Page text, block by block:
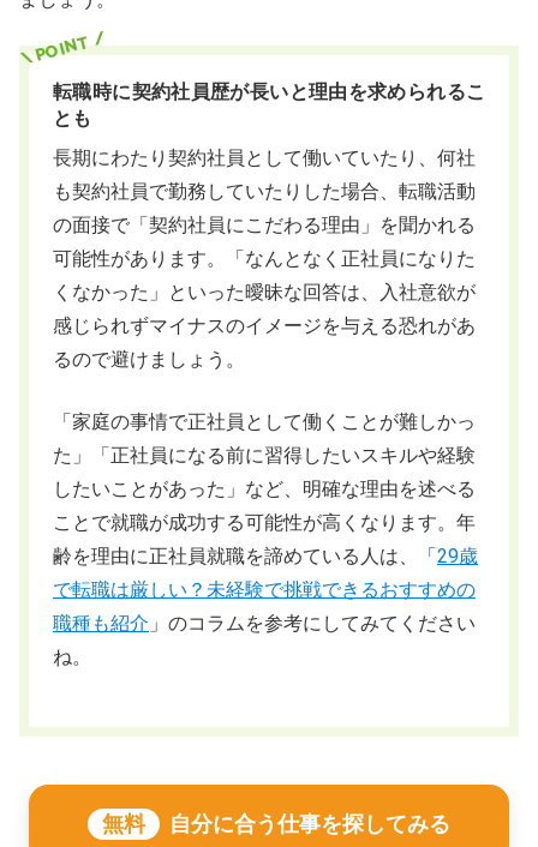
転職時に契約社員歴が長いと理由を求められるこ
とも
長期にわたり契約社員として働いていたり、何社
も契約社員で勤務していたりした場合、転職活動
の面接で「契約社員にこだわる理由」を聞かれる
可能性があります。「なんとなく正社員になりた
くなかった」といった曖昧な回答は、入社意欲が
感じられずマイナスのイメージを与える恐れがあ
るので避けましょう。
「家庭の事情で正社員として働くことが難しかっ
た」「正社員になる前に習得したいスキルや経験
したいことがあった」など、明確な理由を述べる
ことで就職が成功する可能性が高くなります。年
齢を理由に正社員就職を諦めている人は、「 29歳
で転職は厳しい？未経験で挑戦できるおすすめの
職種も紹介 」のコラムを参考にしてみてください
ね。
無料 自分に合う仕事を探してみる